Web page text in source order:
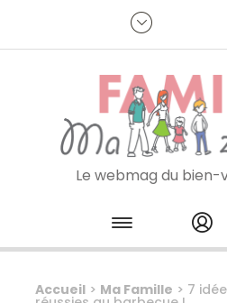
Je m'inscris à la
Le webmag du bien-
Skip to
Accueil > Ma Famille > 7
Panneau de gestion des cookies